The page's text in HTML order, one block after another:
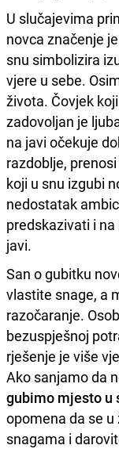
U slučajevima
novca značenje
snu simbolizira
vjere u sebe.
života. Čovjek
zadovoljan je
na javi očekuje
razdoblje, prenosi
koji u snu izgubi
nedostatak
predskazivati i
javi.
San o gubitku
vlastite snage, a
razočaranje.
bezuspješnoj
rješenje je više
Ako sanjamo da
gubimo mjesto u
opomena da se
snagama i